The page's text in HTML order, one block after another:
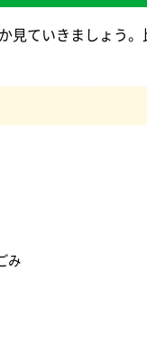
見ていきましょう
み